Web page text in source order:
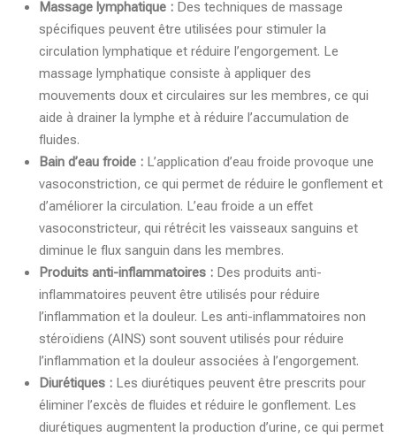
Massage lymphatique : Des techniques de massage
spécifiques peuvent être utilisées pour stimuler la
circulation lymphatique et réduire l’engorgement. Le
massage lymphatique consiste à appliquer des
mouvements doux et circulaires sur les membres, ce qui
aide à drainer la lymphe et à réduire l’accumulation de
fluides.
Bain d’eau froide : L’application d’eau froide provoque une
vasoconstriction, ce qui permet de réduire le gonflement et
d’améliorer la circulation. L’eau froide a un effet
vasoconstricteur, qui rétrécit les vaisseaux sanguins et
diminue le flux sanguin dans les membres.
Produits anti-inflammatoires : Des produits anti-
inflammatoires peuvent être utilisés pour réduire
l’inflammation et la douleur. Les anti-inflammatoires non
stéroïdiens (AINS) sont souvent utilisés pour réduire
l’inflammation et la douleur associées à l’engorgement.
Diurétiques : Les diurétiques peuvent être prescrits pour
éliminer l’excès de fluides et réduire le gonflement. Les
diurétiques augmentent la production d’urine, ce qui permet